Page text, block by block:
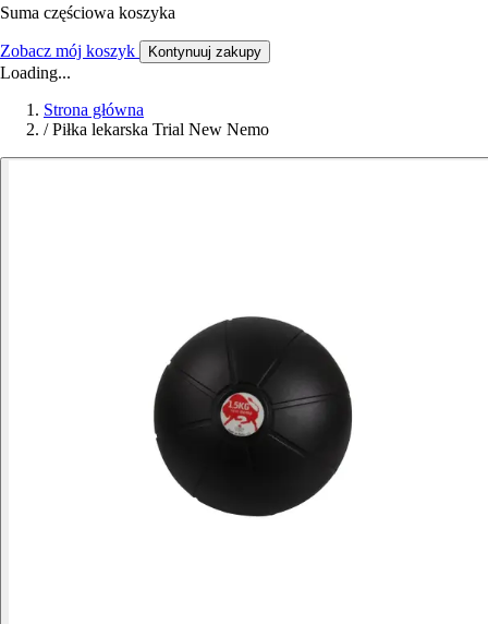
Suma częściowa koszyka
Zobacz mój koszyk Kontynuuj zakupy
Loading...
Strona główna
/ Piłka lekarska Trial New Nemo